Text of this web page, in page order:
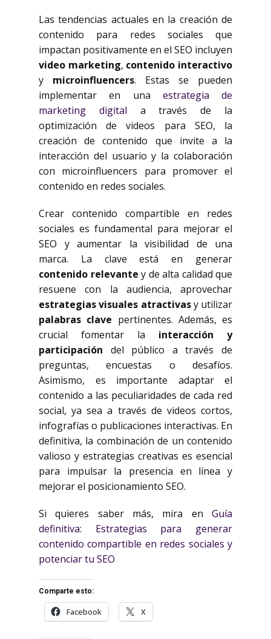
Las tendencias actuales en la creación de
contenido para redes sociales que
impactan positivamente en el SEO incluyen
video marketing, contenido interactivo
y microinfluencers. Estas se pueden
implementar en una estrategia de
marketing digital a través de la
optimización de videos para SEO, la
creación de contenido que invite a la
interacción del usuario y la colaboración
con microinfluencers para promover el
contenido en redes sociales.
Crear contenido compartible en redes
sociales es fundamental para mejorar el
SEO y aumentar la visibilidad de una
marca. La clave está en generar
contenido relevante y de alta calidad que
resuene con la audiencia, aprovechar
estrategias visuales atractivasy utilizar
palabras clave pertinentes. Además, es
crucial fomentar la interacción y
participación del público a través de
preguntas, encuestas o desafíos.
Asimismo, es importante adaptar el
contenido a las peculiaridades de cada red
social, ya sea a través de videos cortos,
infografías o publicaciones interactivas. En
definitiva, la combinación de un contenido
valioso y estrategias creativas es esencial
para impulsar la presencia en línea y
mejorar el posicionamiento SEO.
Si quieres saber más, mira en Guía
definitiva: Estrategias para generar
contenido compartible en redes sociales y
potenciar tu SEO
Comparte esto:
Facebook X